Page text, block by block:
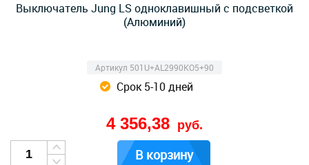
Выключатель Jung LS одноклавишный с подсветкой
(Алюминий)
Артикул 501U+AL2990KO5+90
Срок 5-10 дней
4 356,38 руб.
В корзину